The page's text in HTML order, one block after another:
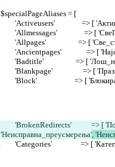
$specialPageAliases = [
'Activeusers'               =>
'Allmessages'               => [
'Allpages'                  => [
'Ancientpages'              =>
'Badtitle'                  => [
'Blankpage'                 => [
'Block'                     => [
'BrokenRedirects'           =>
'Неисправна_преусмерења',
'Categories'                => [